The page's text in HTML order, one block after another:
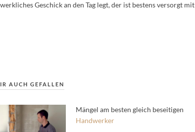
Geschick an den Tag legt, der ist bestens versorgt mit
AUCH GEFALLEN
Mängel am besten gleich beseitigen
Handwerker